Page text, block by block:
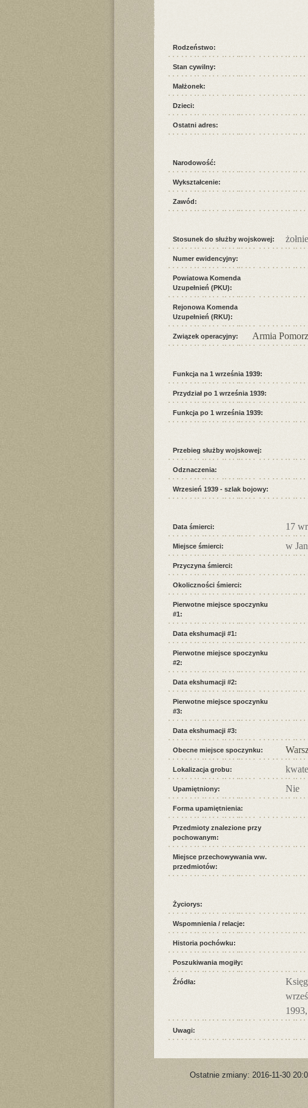
Rodzeństwo:
Stan cywilny:
Małżonek:
Dzieci:
Ostatni adres:
Narodowość:
Wykształcenie:
Zawód:
Stosunek do służby wojskowej:
Numer ewidencyjny:
Powiatowa Komenda
Uzupełnień (PKU):
Rejonowa Komenda
Uzupełnień (RKU):
Związek operacyjny: Armia
Funkcja na 1 września 1939:
Przydział po 1 września 1939:
Funkcja po 1 września 1939:
Przebieg służby wojskowej:
Odznaczenia:
Wrzesień 1939 - szlak bojowy:
Data śmierci: 17
Miejsce śmierci: w
Przyczyna śmierci:
Okoliczności śmierci:
Pierwotne miejsce spoczynku
#1:
Data ekshumacji #1:
Pierwotne miejsce spoczynku
#2:
Data ekshumacji #2:
Pierwotne miejsce spoczynku
#3:
Data ekshumacji #3:
Obecne miejsce spoczynku:
Lokalizacja grobu:
Upamiętniony: Nie
Forma upamiętnienia:
Przedmioty znalezione przy
pochowanym:
Miejsce przechowywania ww.
przedmiotów:
Życiorys:
Wspomnienia / relacje:
Historia pochówku:
Poszukiwania mogiły:
Źródła:
Uwagi:
Ostatnie zmiany: 2016-11-30